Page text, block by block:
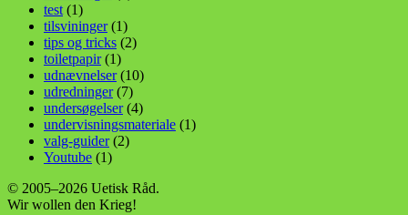
test (1)
tilsvininger(1)
tips og tricks (2)
toiletpapir(1)
udnævnelser(10)
udredninger(7)
undersøgelser(4)
undervisningsmateriale (1)
valg-guider(2)
Youtube (1)
© 2005–2026 Uetisk Råd.
Wir wollen den Krieg!